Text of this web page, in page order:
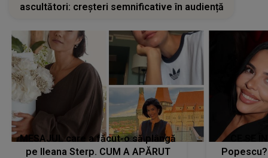
ascultători: creșteri semnificative în audiență
MESAJUL care a făcut-o să plângă
pe Ileana Sterp. CUM A APĂRUT